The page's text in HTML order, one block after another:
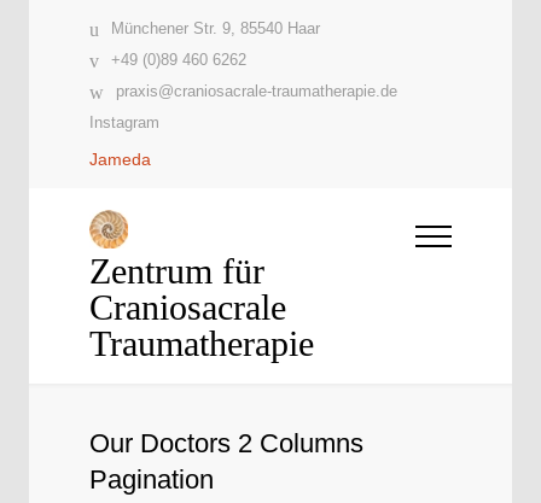
Münchener Str. 9, 85540 Haar
+49 (0)89 460 6262
praxis@craniosacrale-traumatherapie.de
Instagram
Jameda
Zentrum für
Craniosacrale
Traumatherapie
Our Doctors 2 Columns
Pagination